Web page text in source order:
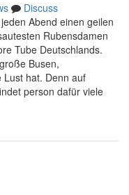
Discuss
Abend einen geilen
Rubensdamen
Tube Deutschlands.
Busen,
Lust hat. Denn auf
person dafür viele